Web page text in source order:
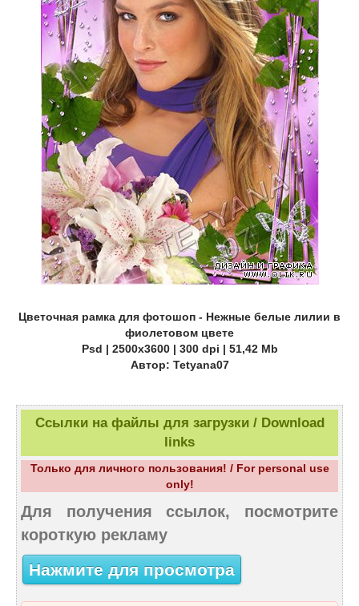
Цветочная рамка для фотошоп - Нежные белые лилии в
фиолетовом цвете
Psd | 2500x3600 | 300 dpi | 51,42 Mb
Aвтор: Tetyana07
Ссылки на файлы для загрузки / Download
links
Только для личного пользования! / For personal use
only!
Для получения ссылок, посмотрите
короткую рекламу
Нажмите для просмотра